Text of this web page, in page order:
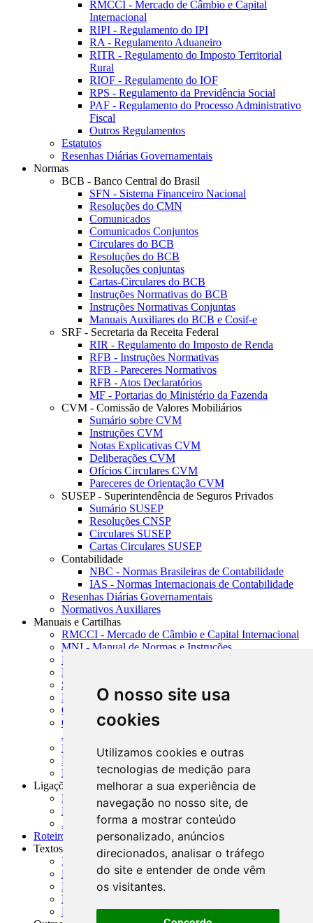
O nosso site usa
cookies
Utilizamos cookies e outras
tecnologias de medição para
melhorar a sua experiência de
navegação no nosso site, de
forma a mostrar conteúdo
personalizado, anúncios
direcionados, analisar o tráfego
do site e entender de onde vêm
os visitantes.
RMCCI - Mercado de Câmbio e Capital
Internacional
RIPI - Regulamento do IPI
RA - Regulamento Aduaneiro
RITR - Regulamento do Imposto Territorial
Rural
RIOF - Regulamento do IOF
RPS - Regulamento da Previdência Social
PAF - Regulamento do Processo Administrativo
Fiscal
Outros Regulamentos
Estatutos
Resenhas Diárias Governamentais
Normas
BCB - Banco Central do Brasil
SFN - Sistema Financeiro Nacional
Resoluções do CMN
Comunicados
Comunicados Conjuntos
Circulares do BCB
Resoluções do BCB
Resoluções conjuntas
Cartas-Circulares do BCB
Instruções Normativas do BCB
Instruções Normativas Conjuntas
Manuais Auxiliares do BCB e Cosif-e
SRF - Secretaria da Receita Federal
RIR - Regulamento do Imposto de Renda
RFB - Instruções Normativas
RFB - Pareceres Normativos
RFB - Atos Declaratórios
MF - Portarias do Ministério da Fazenda
CVM - Comissão de Valores Mobiliários
Sumário sobre CVM
Instruções CVM
Notas Explicativas CVM
Deliberações CVM
Ofícios Circulares CVM
Pareceres de Orientação CVM
SUSEP - Superintendência de Seguros Privados
Sumário SUSEP
Resoluções CNSP
Circulares SUSEP
Cartas Circulares SUSEP
Contabilidade
NBC - Normas Brasileiras de Contabilidade
IAS - Normas Internacionais de Contabilidade
Resenhas Diárias Governamentais
Normativos Auxiliares
Manuais e Cartilhas
RMCCI - Mercado de Câmbio e Capital Internacional
MNI - Manual de Normas e Instruções
MTVM - Manual de Títulos e Valores Mobiliários
MCR - Manual de Crédito Rural
SISORF - Manual de Organização do SFN
MASUP - Manual de Supervisão Bancária
CADOC - Catálogo de Documentos
CNAE-CONCLA - Classificação Nacional de
Atividades Econômicas
PMF - Cartilhas do BCB
Manuais Auxiliares do BCB e Cosif-e
Resenhas Diárias Governamentais
Ligações Externas
Links Úteis
Presidência da República
Agências Nacionais Reguladoras
Roteiros para Estudos
Textos
Índice de Textos
Editorial
Monografias
Na Imprensa
Fórum de Discussão